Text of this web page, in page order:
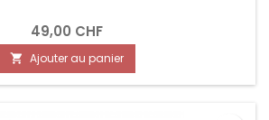
49,00 CHF
 Ajouter au panier